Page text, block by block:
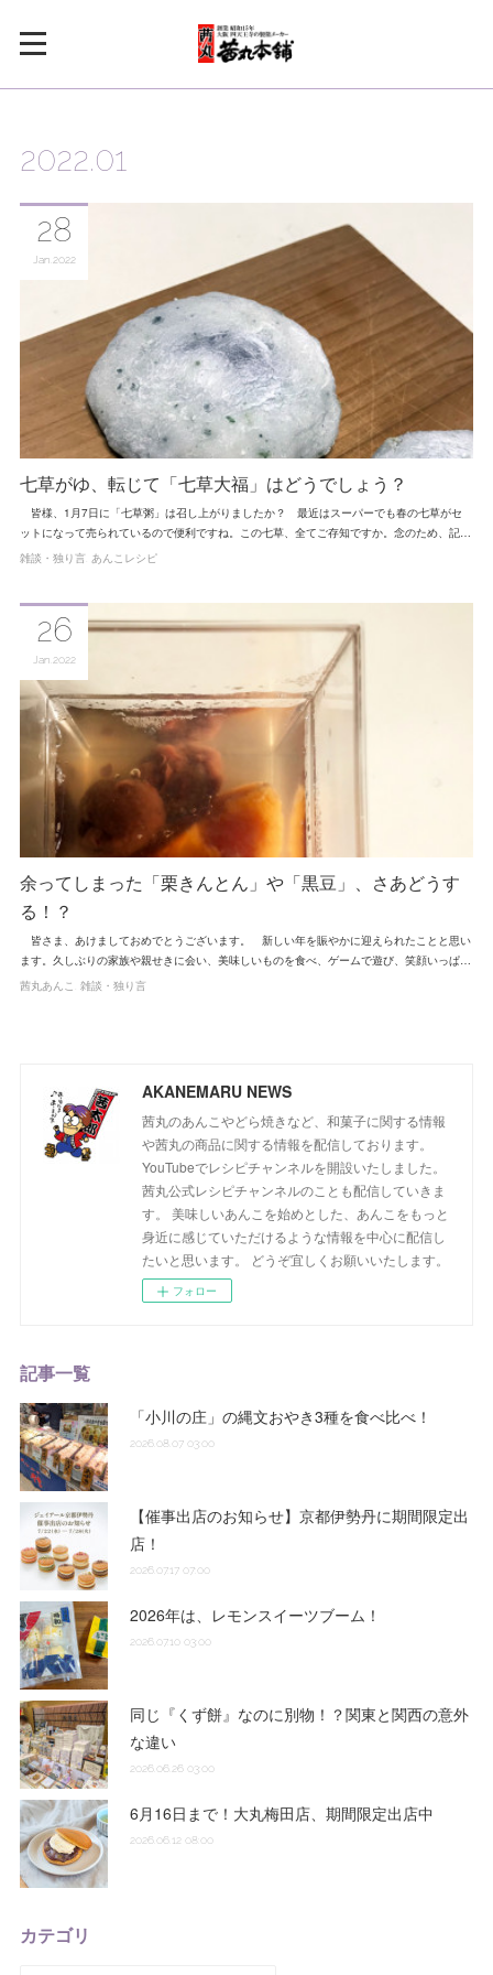
2022.01
七草がゆ、転じて「七草大福」はどうでしょう？
皆様、1月7日に「七草粥」は召し上がりましたか？ 最近はスーパーでも春の七草がセ
ットになって売られているので便利ですね。この七草、全てご存知ですか。念のため、記…
28
Jan 2022
雑談・独り言 あんこレシピ
余ってしまった「栗きんとん」や「黒豆」、さあどうす
る！？
皆さま、あけましておめでとうございます。 新しい年を賑やかに迎えられたことと思い
ます。久しぶりの家族や親せきに会い、美味しいものを食べ、ゲームで遊び、笑顔いっぱ…
26
Jan 2022
茜丸あんこ 雑談・独り言
AKANEMARU NEWS
茜丸のあんこやどら焼きなど、和菓子に関する情報
や茜丸の商品に関する情報を配信しております。
YouTubeでレシピチャンネルを開設いたしました。
茜丸公式レシピチャンネルのことも配信していきま
す。 美味しいあんこを始めとした、あんこをもっと
身近に感じていただけるような情報を中心に配信し
たいと思います。 どうぞ宜しくお願いいたします。
フォロー
記事一覧
「小川の庄」の縄文おやき3種を食べ比べ！
2026.08.07 03:00
【催事出店のお知らせ】京都伊勢丹に期間限定出
店！
2026.07.17 07:00
2026年は、レモンスイーツブーム！
2026.07.10 03:00
同じ『くず餅』なのに別物！？関東と関西の意外
な違い
2026.06.26 03:00
6月16日まで！大丸梅田店、期間限定出店中
2026.06.12 08:00
カテゴリ